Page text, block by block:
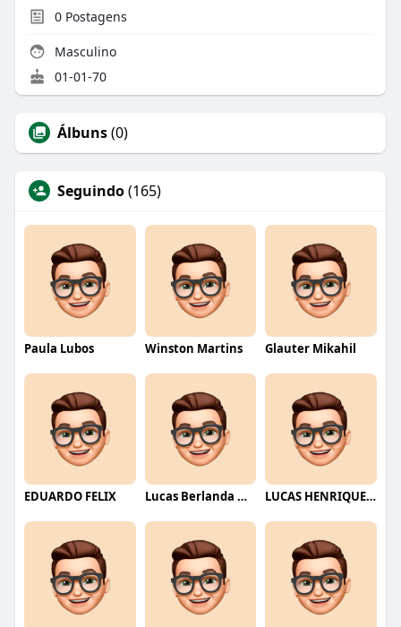
0Postagens
Masculino
01-01-70
Álbuns(0)
Seguindo(165)
Paula Lubos Winston Martins Glauter Mikahil
EDUARDO FELIX Lucas Berlanda Moraes LUCAS HENRIQUE RIBEIRO